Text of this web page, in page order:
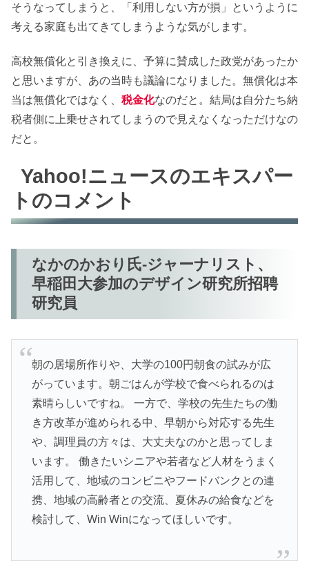
そうなってしまうと、「利用しない方が損」というように
考える家庭も出てきてしまうような気がします。
高校無償化と引き換えに、予算に賛成した政党があったか
と思いますが、あの当時も議論になりました。無償化は本
当は無償化ではなく、 税金化なのだと。結局は自分たち納
税者側に上乗せされてしまうので見えなくなっただけなの
だと。
Yahoo!ニュースのエキスパー
トのコメント
なかのかおり氏-ジャーナリスト、
早稲田大参加のデザイン研究所招聘
研究員
朝の居場所作りや、大学の100円朝食の試みが広
がっています。朝ごはんが学校で食べられるのは
素晴らしいですね。 一方で、学校の先生たちの働
き方改革が進められる中、早朝から対応する先生
や、調理員の方々は、大丈夫なのかと思ってしま
います。 働きたいシニアや若者など人材をうまく
活用して、地域のコンビニやフードバンクとの連
携、地域の高齢者との交流、夏休みの給食などを
検討して、Win Winになってほしいです。